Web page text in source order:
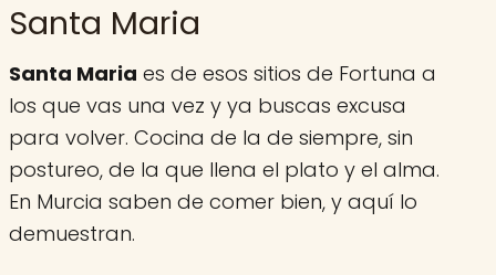
Santa Maria
Santa Maria es de esos sitios de Fortuna a
los que vas una vez y ya buscas excusa
para volver. Cocina de la de siempre, sin
postureo, de la que llena el plato y el alma.
En Murcia saben de comer bien, y aquí lo
demuestran.